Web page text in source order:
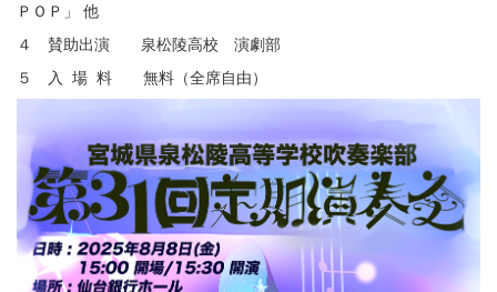
ＰＯＰ」 他
４ 賛助出演 泉松陵高校 演劇部
５ 入 場 料 無料（全席自由）